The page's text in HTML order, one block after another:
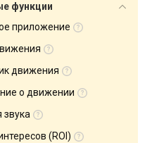
функции
приложение
движения
о движении
звука
(ROI)